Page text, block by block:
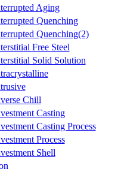
Aging
Quenching
Quenching(2)
Free Steel
Solid Solution
Chill
Casting
Casting Process
Process
Shell